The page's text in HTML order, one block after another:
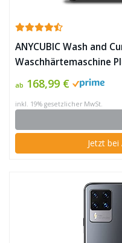
ANYCUBIC Wash and
Waschhärtemaschine
Druckermodelle mit L-
Streifenhärtungslicht
Wascheimer ✪
ab 168,99 €
inkl. 19% gesetzlicher MwSt.
Jetzt